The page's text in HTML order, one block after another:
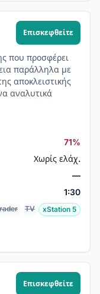
Επισκεφθείτε
που προσφέρει
παράλληλα με
αποκλειστικής
αναλυτικά
71%
Χωρίς ελάχ.
—
1:30
TV xStation 5
Επισκεφθείτε